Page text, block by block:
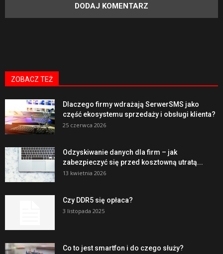
ZOBACZ TEŻ
Dlaczego firmy wdrażają SerwerSMS jako
część ekosystemu sprzedaży i obsługi klienta?
25 czerwca 2026
Odzyskiwanie danych dla firm – jak
zabezpieczyć się przed kosztowną utratą...
13 kwietnia 2026
Czy DDR5 się opłaca?
3 listopada 2025
Co to jest smartfon i do czego służy?